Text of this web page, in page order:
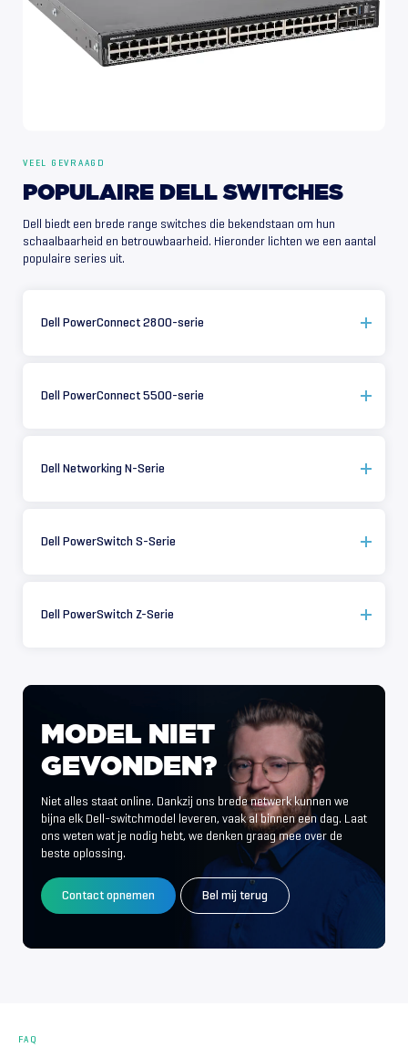
VEEL GEVRAAGD
POPULAIRE DELL SWITCHES
Dell biedt een brede range switches die bekendstaan om hun
schaalbaarheid en betrouwbaarheid. Hieronder lichten we een aantal
populaire series uit.
Dell PowerConnect 2800-serie
Dell PowerConnect 5500-serie
Dell Networking N-Serie
Dell PowerSwitch S-Serie
Dell PowerSwitch Z-Serie
MODEL NIET
GEVONDEN?
Niet alles staat online. Dankzij ons brede netwerk kunnen we
bijna elk Dell-switchmodel leveren, vaak al binnen een dag. Laat
ons weten wat je nodig hebt, we denken graag mee over de
beste oplossing.
Contact opnemen Bel mij terug
FAQ